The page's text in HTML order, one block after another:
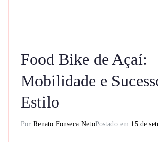
Food Bike de Açaí:
Mobilidade e
Estilo
Por Renato Fonseca NetoPostado em 15 de